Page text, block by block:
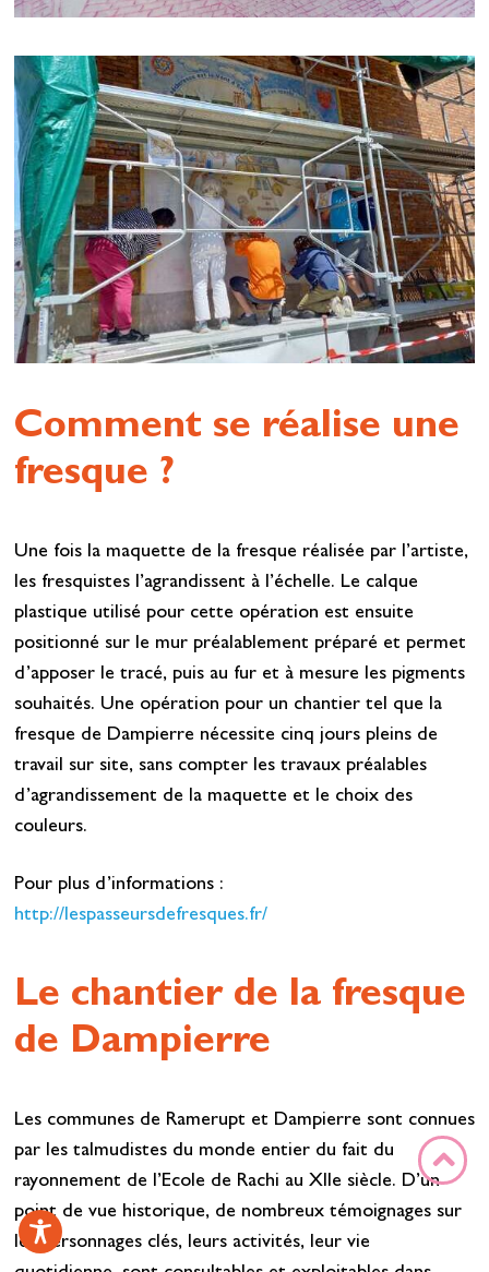
Comment se réalise une
fresque ?
Une fois la maquette de la fresque réalisée par l’artiste,
les fresquistes l’agrandissent à l’échelle. Le calque
plastique utilisé pour cette opération est ensuite
positionné sur le mur préalablement préparé et permet
d’apposer le tracé, puis au fur et à mesure les pigments
souhaités. Une opération pour un chantier tel que la
fresque de Dampierre nécessite cinq jours pleins de
travail sur site, sans compter les travaux préalables
d’agrandissement de la maquette et le choix des
couleurs.
Pour plus d’informations :
http://lespasseursdefresques.fr/
Le chantier de la fresque
de Dampierre
Les communes de Ramerupt et Dampierre sont connues
par les talmudistes du monde entier du fait du
rayonnement de l’Ecole de Rachi au XIIe siècle. D’un
point de vue historique, de nombreux témoignages sur
les personnages clés, leurs activités, leur vie